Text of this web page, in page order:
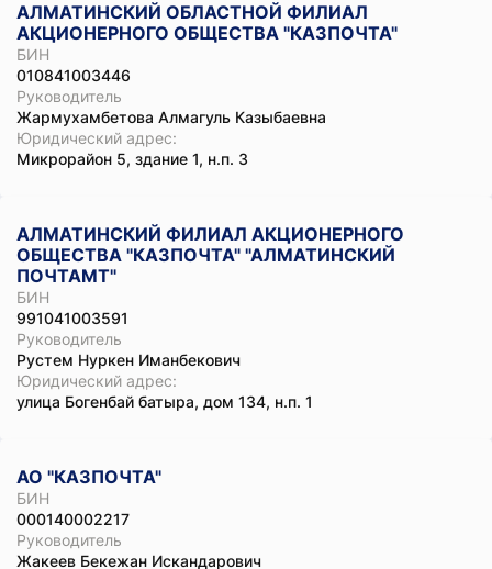
АЛМАТИНСКИЙ ОБЛАСТНОЙ ФИЛИАЛ
АКЦИОНЕРНОГО ОБЩЕСТВА "КАЗПОЧТА"
БИН
010841003446
Руководитель
Жармухамбетова Алмагуль Казыбаевна
Юридический адрес:
Микрорайон 5, здание 1, н.п. 3
АЛМАТИНСКИЙ ФИЛИАЛ АКЦИОНЕРНОГО
ОБЩЕСТВА "КАЗПОЧТА" "АЛМАТИНСКИЙ
ПОЧТАМТ"
БИН
991041003591
Руководитель
Рустем Нуркен Иманбекович
Юридический адрес:
улица Богенбай батыра, дом 134, н.п. 1
АО "КАЗПОЧТА"
БИН
000140002217
Руководитель
Жакеев Бекежан Искандарович